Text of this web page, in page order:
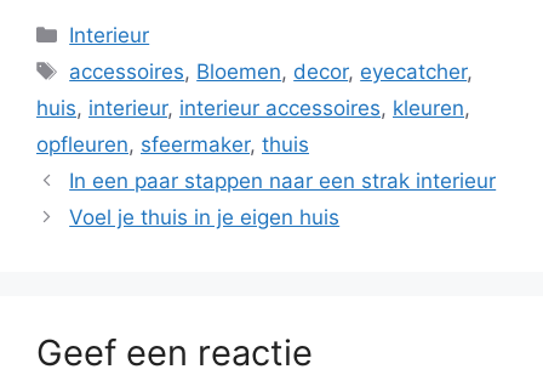
Categorieën
Interieur
Tags
accessoires, Bloemen, decor, eyecatcher,
huis, interieur, interieur accessoires, kleuren,
opfleuren, sfeermaker, thuis
In een paar stappen naar een strak interieur
Voel je thuis in je eigen huis
Geef een reactie